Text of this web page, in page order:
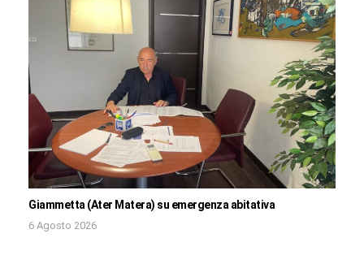
Giammetta (Ater Matera) su emergenza abitativa
6 Agosto 2026